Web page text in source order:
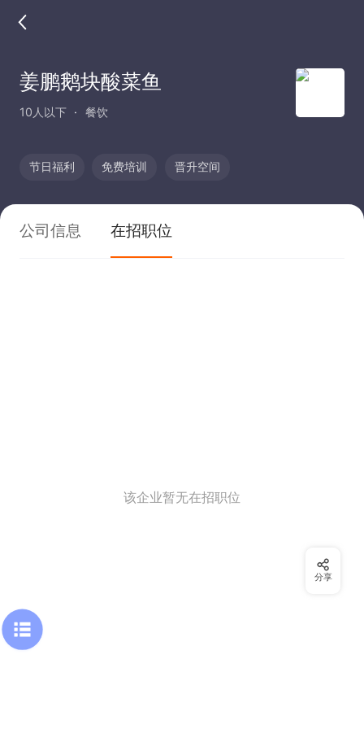
姜鹏鹅块酸菜鱼
10人以下 餐饮
节日福利 免费培训 晋升空间
公司信息 在招职位
该企业暂无在招职位
分享